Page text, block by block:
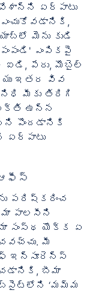
ఏర్పాటు
మెను కుడి
ఎంపికపై
పేరు, మొబైల్
ఇతర వివ
మీకు తిరిగి
ఉన్న
పొందడానికి
ఏర్పాటు
పరిష్కరించ
పాలసీని
సంస్థ యొక్క ఏ
మీ
ఇన్సూరెన్స్
బీమా
‘మమ్మ